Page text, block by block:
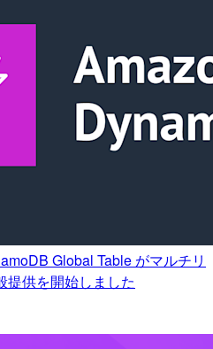
Global Table がマルチリ
提供を開始しました